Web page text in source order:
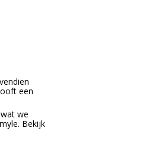
een
we
Bekijk